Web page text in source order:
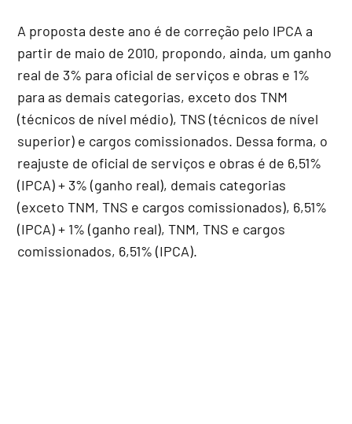
A proposta deste ano é de correção pelo IPCA a
partir de maio de 2010, propondo, ainda, um ganho
real de 3% para oficial de serviços e obras e 1%
para as demais categorias, exceto dos TNM
(técnicos de nível médio), TNS (técnicos de nível
superior) e cargos comissionados. Dessa forma, o
reajuste de oficial de serviços e obras é de 6,51%
(IPCA) + 3% (ganho real), demais categorias
(exceto TNM, TNS e cargos comissionados), 6,51%
(IPCA) + 1% (ganho real), TNM, TNS e cargos
comissionados, 6,51% (IPCA).